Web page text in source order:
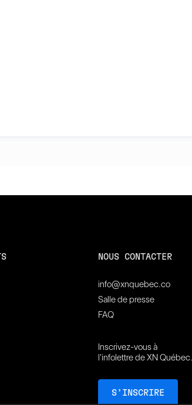
NOUS CONTACTER
info@xnquebec.co
Salle de presse
FAQ
Inscrivez-vous à
l'infolettre de XN Québec.
S’INSCRIRE